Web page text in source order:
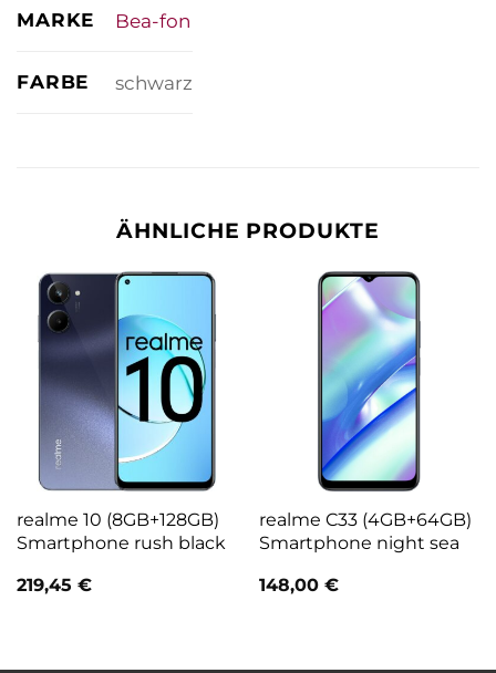
MARKE Bea-fon
FARBE schwarz
ÄHNLICHE PRODUKTE
realme 10 (8GB+128GB)
Smartphone rush black
219,45 €
realme C33 (4GB+64GB)
Smartphone night sea
148,00 €